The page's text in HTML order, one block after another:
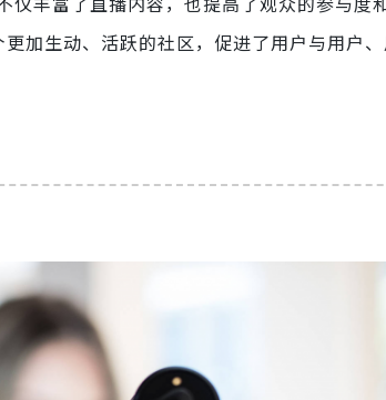
加生动、活跃的社区，促进了用户与用户